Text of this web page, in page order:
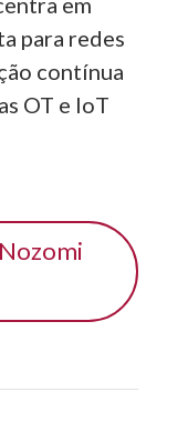
para redes
contínua
OT e IoT